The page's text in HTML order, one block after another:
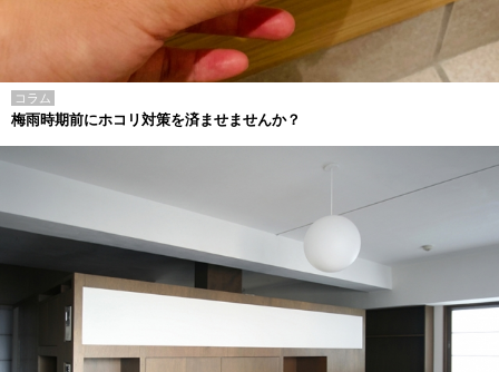
コラム
梅雨時期前にホコリ対策を済ませませんか？